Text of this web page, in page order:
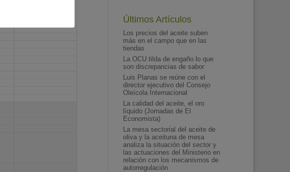
Últimos Artículos
Los precios del aceite suben
más en el campo que en las
tiendas
La OCU tilda de engaño lo que
son discrepancias de sabor
Luis Planas se reúne con el
director ejecutivo del Consejo
Oleícola Internacional
La calidad del aceite, el oro
líquido (Jornadas de El
Economista)
La mesa sectorial del aceite de
oliva y la aceituna de mesa
analiza la situación del sector y
las actuaciones del Ministerio en
relación con los mecanismos de
autorregulación